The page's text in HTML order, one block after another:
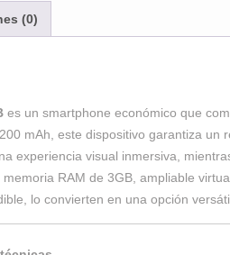
(0)
es un smartphone económico que
mAh, este dispositivo garantiza
experiencia visual inmersiva,
RAM de 3GB, ampliable
lo convierten en una opción